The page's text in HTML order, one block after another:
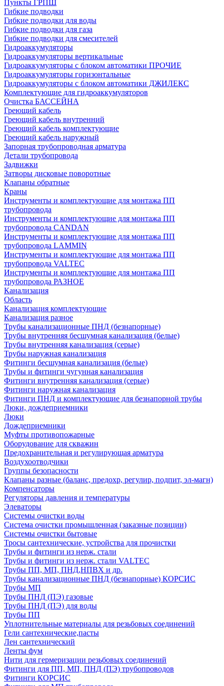
Пункты ГРПШ
Гибкие подводки
Гибкие подводки для воды
Гибкие подводки для газа
Гибкие подводки для смесителей
Гидроаккумуляторы
Гидроаккумуляторы вертикальные
Гидроаккумуляторы с блоком автоматики ПРОЧИЕ
Гидроаккумуляторы горизонтальные
Гидроаккумуляторы с блоком автоматики ДЖИЛЕКС
Комплектующие для гидроаккумуляторов
Очистка БАССЕЙНА
Греющий кабель
Греющий кабель внутренний
Греющий кабель комплектующие
Греющий кабель наружный
Запорная трубопроводная арматура
Детали трубопровода
Задвижки
Затворы дисковые поворотные
Клапаны обратные
Краны
Инструменты и комплектующие для монтажа ПП
трубопровода
Инструменты и комплектующие для монтажа ПП
трубопровода CANDAN
Инструменты и комплектующие для монтажа ПП
трубопровода LAMMIN
Инструменты и комплектующие для монтажа ПП
трубопровода VALTEC
Инструменты и комплектующие для монтажа ПП
трубопровода РАЗНОЕ
Канализация
Область
Канализация комплектующие
Канализация разное
Трубы канализационные ПНД (безнапорные)
Трубы внутренняя бесшумная канализация (белые)
Трубы внутренняя канализация (серые)
Трубы наружная канализация
Фитинги бесшумная канализация (белые)
Трубы и фитинги чугунная канализация
Фитинги внутренняя канализация (серые)
Фитинги наружная канализация
Фитинги ПНД и комплектующие для безнапорной трубы
Люки, дождеприемники
Люки
Дождеприемники
Муфты противопожарные
Оборудование для скважин
Предохранительная и регулирующая арматура
Воздухоотводчики
Группы безопасности
Клапаны разные (баланс, предохр, регулир, подпит, эл-магн)
Компенсаторы
Регуляторы давления и температуры
Элеваторы
Системы очистки воды
Система очистки промышленная (заказные позиции)
Системы очистки бытовые
Тросы сантехнические, устройства для прочистки
Трубы и фитинги из нерж. стали
Трубы и фитинги из нерж. стали VALTEC
Трубы ПП, МП, ПНД,НПВХ и др.
Трубы канализационные ПНД (безнапорные) КОРСИС
Трубы МП
Трубы ПНД (ПЭ) газовые
Трубы ПНД (ПЭ) для воды
Трубы ПП
Уплотнительные материалы для резьбовых соединений
Гели сантехнические,пасты
Лен сантехнический
Ленты фум
Нити для гермеризации резьбовых соединений
Фитинги для ПП, МП, ПНД (ПЭ) трубопроводов
Фитинги КОРСИС